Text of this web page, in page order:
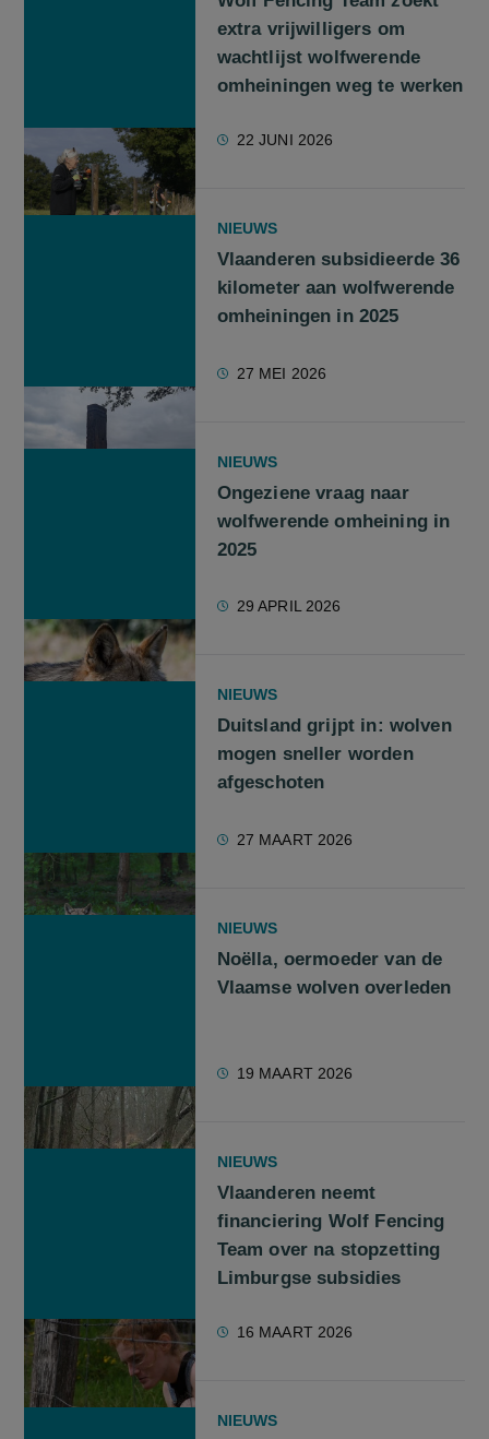
extra vrijwilligers om
wachtlijst wolfwerende
omheiningen weg te werken
22 JUNI 2026
NIEUWS
Vlaanderen subsidieerde 36
kilometer aan wolfwerende
omheiningen in 2025
27 MEI 2026
NIEUWS
Ongeziene vraag naar
wolfwerende omheining in
2025
29 APRIL 2026
NIEUWS
Duitsland grijpt in: wolven
mogen sneller worden
afgeschoten
27 MAART 2026
NIEUWS
Noëlla, oermoeder van de
Vlaamse wolven overleden
19 MAART 2026
NIEUWS
Vlaanderen neemt
financiering Wolf Fencing
Team over na stopzetting
Limburgse subsidies
16 MAART 2026
NIEUWS